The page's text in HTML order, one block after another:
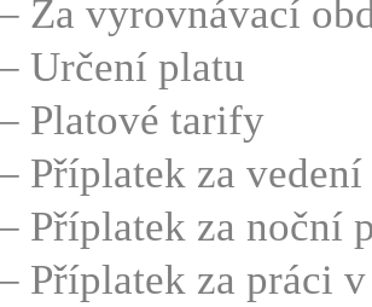
Za vyrovnávací
Určení platu
Platové tarify
Příplatek za vedení
Příplatek za noční
Příplatek za práci